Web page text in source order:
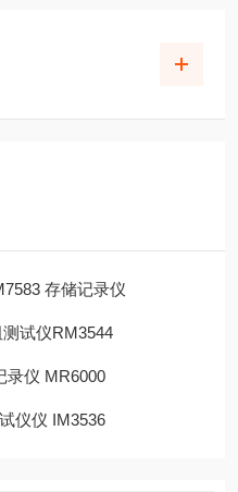
存储记录仪
试仪RM3544
录仪 MR6000
仪仪 IM3536